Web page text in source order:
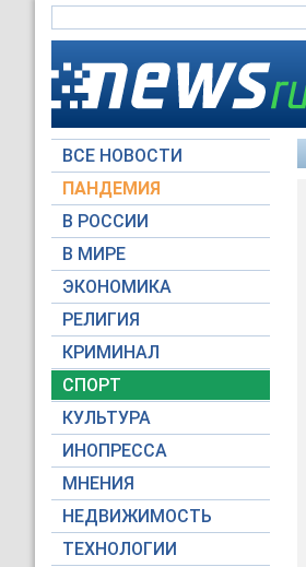
ВСЕ НОВОСТИ
ПАНДЕМИЯ
В РОССИИ
В МИРЕ
ЭКОНОМИКА
РЕЛИГИЯ
КРИМИНАЛ
СПОРТ
КУЛЬТУРА
ИНОПРЕССА
МНЕНИЯ
НЕДВИЖИМОСТЬ
ТЕХНОЛОГИИ